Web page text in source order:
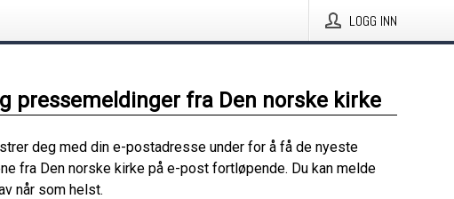
LOGG INN
pressemeldinger fra Den norske kirke
deg med din e-postadresse under for å få de nyeste
fra Den norske kirke på e-post fortløpende. Du kan melde
når som helst.